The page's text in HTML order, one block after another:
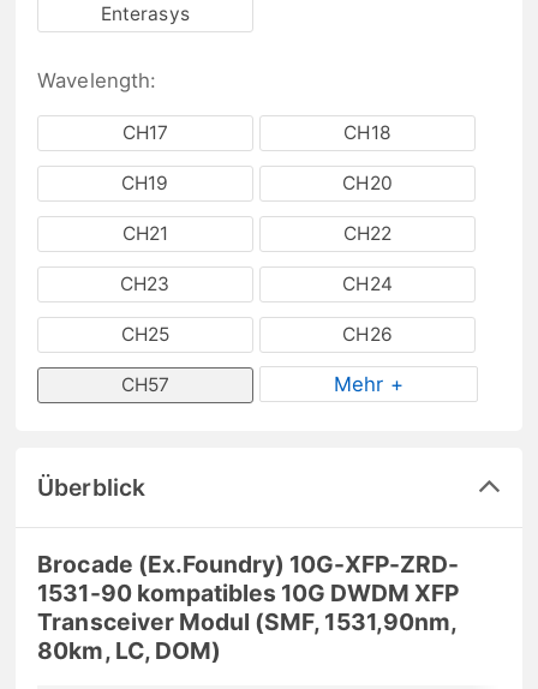
Enterasys
Wavelength:
CH17 CH18
CH19 CH20
CH21 CH22
CH23 CH24
CH25 CH26
CH57 Mehr +
Überblick
Brocade (Ex.Foundry) 10G-XFP-ZRD-
1531-90 kompatibles 10G DWDM XFP
Transceiver Modul (SMF, 1531,90nm,
80km, LC, DOM)